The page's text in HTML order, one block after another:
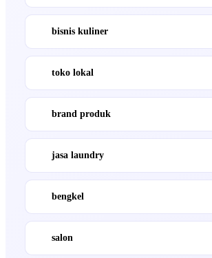
bisnis kuliner
toko lokal
brand produk
jasa laundry
bengkel
salon